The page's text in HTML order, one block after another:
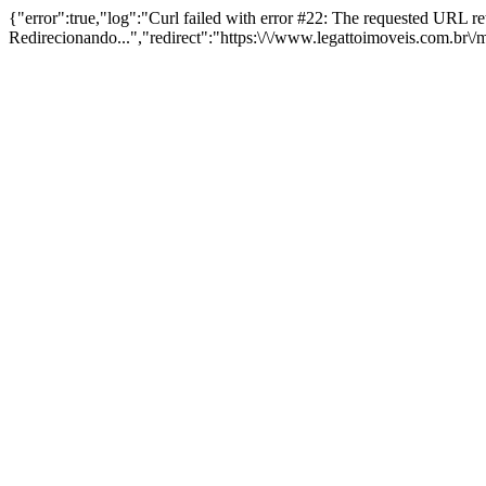
{"error":true,"log":"Curl failed with error #22: The requested URL
Redirecionando...","redirect":"https:\/\/www.legattoimoveis.com.br\/